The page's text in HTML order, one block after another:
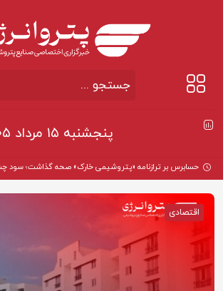
پنجشنبه ۱۵ مرداد ۱۴۰۵
حسابرس بر ترازنامه «پتروشیمی خارک» صحه گذاشت؛ سود
اقتصادی